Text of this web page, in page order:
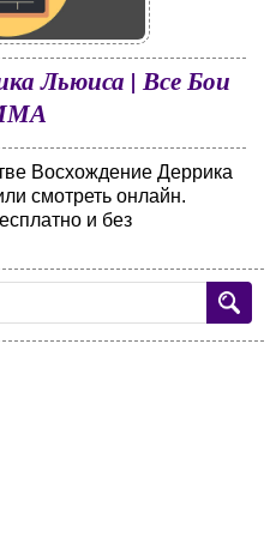
Льюиса | Все Бои
Восхождение Деррика
смотреть онлайн.
и без